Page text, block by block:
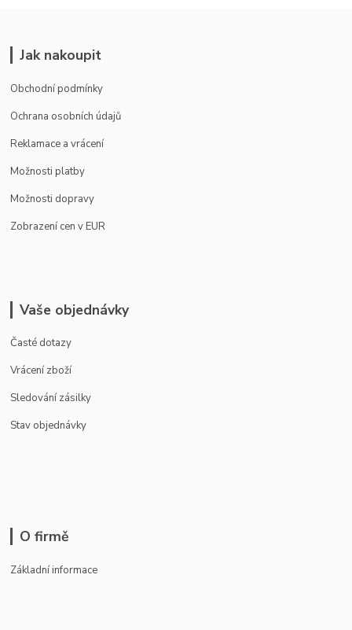
Jak nakoupit
Obchodní podmínky
Ochrana osobních údajů
Reklamace a vrácení
Možnosti platby
Možnosti dopravy
Zobrazení cen v EUR
Vaše objednávky
Časté dotazy
Vrácení zboží
Sledování zásilky
Stav objednávky
O firmě
Základní informace